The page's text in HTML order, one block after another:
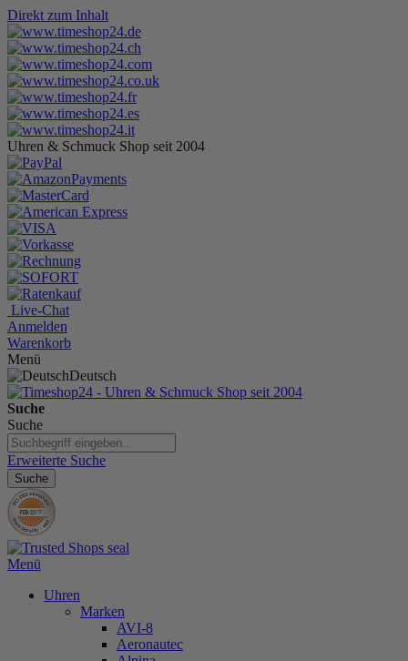
Direkt zum Inhalt
Uhren & Schmuck Shop seit 2004
Live-Chat
Anmelden
Warenkorb
Menü
Deutsch
Suche
Suche
Erweiterte Suche
Suche
Menü
Uhren
Marken
AVI-8
Aeronautec